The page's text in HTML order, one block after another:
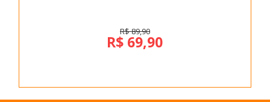
R$ 89,90
R$ 69,90